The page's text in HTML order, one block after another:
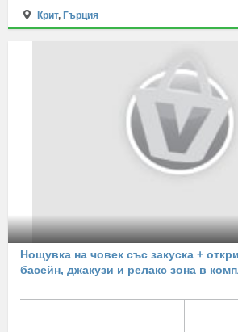
Крит, Гърция
Нощувка на човек със закуска +
басейн, джакузи и релакс зона в